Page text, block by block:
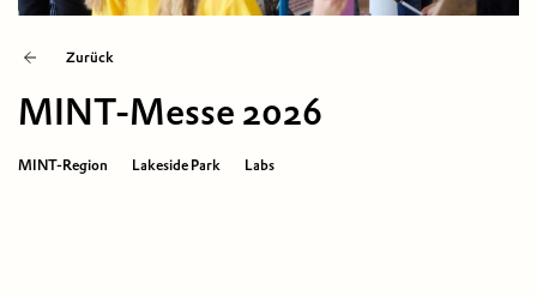
Zurück
MINT-Messe 2026
MINT-Region Lakeside Park Labs